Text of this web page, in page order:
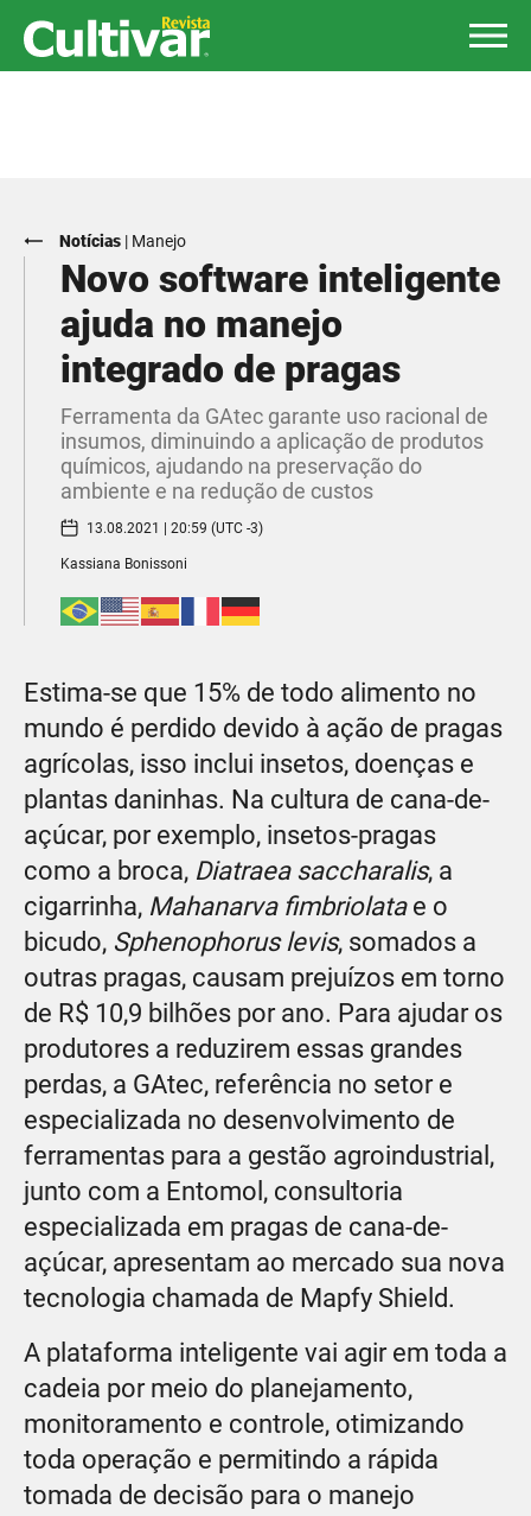
Notícias | Manejo
Novo software inteligente
ajuda no manejo
integrado de pragas
Ferramenta da GAtec garante uso racional de
insumos, diminuindo a aplicação de produtos
químicos, ajudando na preservação do
ambiente e na redução de custos
13.08.2021 | 20:59 (UTC -3)
Kassiana Bonissoni
Estima-se que 15% de todo alimento no
mundo é perdido devido à ação de pragas
agrícolas, isso inclui insetos, doenças e
plantas daninhas. Na cultura de cana-de-
açúcar, por exemplo, insetos-pragas
como a broca, Diatraea saccharalis, a
cigarrinha, Mahanarva fimbriolatae o
bicudo, Sphenophorus levis, somados a
outras pragas, causam prejuízos em torno
de R$ 10,9 bilhões por ano. Para ajudar os
produtores a reduzirem essas grandes
perdas, a GAtec, referência no setor e
especializada no desenvolvimento de
ferramentas para a gestão agroindustrial,
junto com a Entomol, consultoria
especializada em pragas de cana-de-
açúcar, apresentam ao mercado sua nova
tecnologia chamada de Mapfy Shield.
A plataforma inteligente vai agir em toda a
cadeia por meio do planejamento,
monitoramento e controle, otimizando
toda operação e permitindo a rápida
tomada de decisão para o manejo